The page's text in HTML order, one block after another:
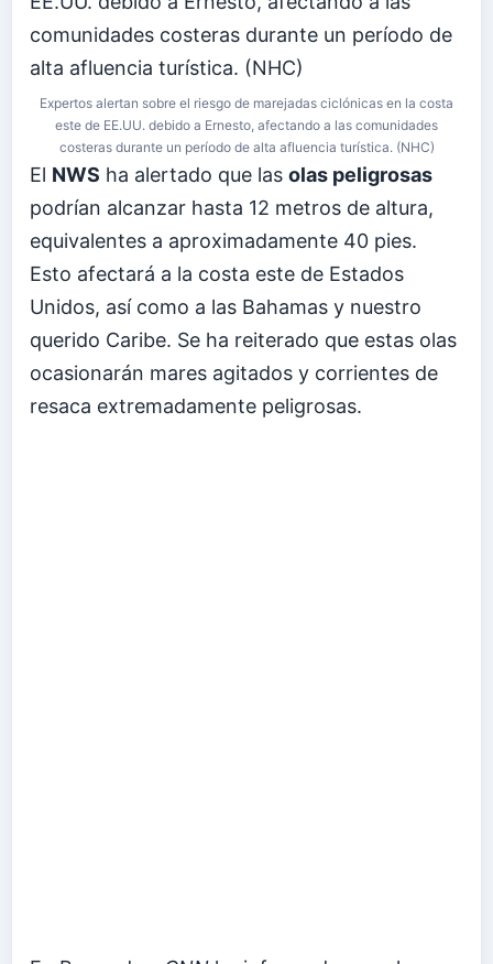
Expertos alertan sobre el riesgo de marejadas ciclónicas en la costa
este de EE.UU. debido a Ernesto, afectando a las comunidades
costeras durante un período de alta afluencia turística. (NHC)
El NWS ha alertado que las olas peligrosas
podrían alcanzar hasta 12 metros de altura,
equivalentes a aproximadamente 40 pies.
Esto afectará a la costa este de Estados
Unidos, así como a las Bahamas y nuestro
querido Caribe. Se ha reiterado que estas olas
ocasionarán mares agitados y corrientes de
resaca extremadamente peligrosas.